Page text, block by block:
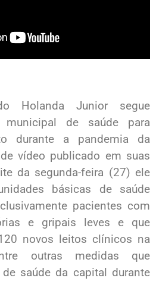
Holanda Junior segue
de saúde para
durante a pandemia da
vídeo publicado em suas
da segunda-feira (27) ele
básicas de saúde
pacientes com
e gripais leves e que
novos leitos clínicos na
outras medidas que
saúde da capital durante